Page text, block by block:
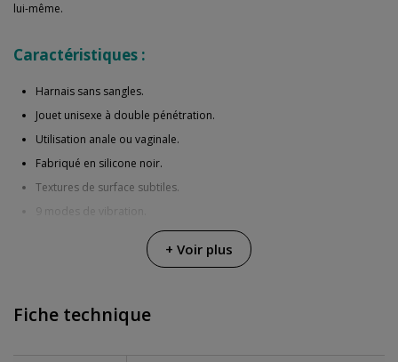
lui-même.
Caractéristiques :
Harnais sans sangles.
Jouet unisexe à double pénétration.
Utilisation anale ou vaginale.
Fabriqué en silicone noir.
Textures de surface subtiles.
9 modes de vibration.
Batterie rechargeable.
Dimensions: 6 cm y 12.7 cm.
+ Voir plus
Fiche technique